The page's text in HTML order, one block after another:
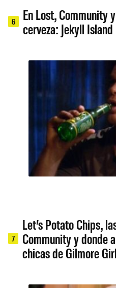
6
En Lost, Community
cerveza: Jekyll Island
7
Let’s Potato Chips,
Community y donde
chicas de Gilmore